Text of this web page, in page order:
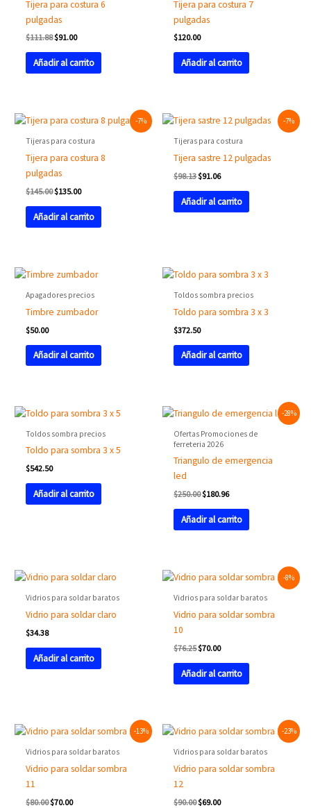
Tijera para costura 6
pulgadas
$111.88$91.00
Añadir al carrito
Tijera para costura 7
pulgadas
$120.00
Añadir al carrito
-7%
Tijeras para costura
Tijera para costura 8
pulgadas
$145.00
Original
was:
$135.00
Current
is:
Añadir al carrito
-7%
Tijeras para costura
Tijera sastre 12 pulgadas
$98.13
Original
was:
$91.06
Current
price
is:
Añadir al carrito
Apagadores precios
Timbre zumbador
$50.00
Añadir al carrito
Toldos sombra precios
Toldo para sombra 3 x 3
$372.50
Añadir al carrito
Toldos sombra precios
Toldo para sombra 3 x 5
$542.50
Añadir al carrito
-28%
Ofertas Promociones de
ferreteria 2026
Triangulo de emergencia
led
$250.00
Original
was:
$250.00.
$180.96
Current
is:
Añadir al carrito
Vidrios para soldar baratos
Vidrio para soldar claro
$34.38
Añadir al carrito
-8%
Vidrios para soldar baratos
Vidrio para soldar sombra
10
$76.25
Original
price
was:
$70.00
Current
is:
Añadir al carrito
-13%
Vidrios para soldar baratos
Vidrio para soldar sombra
11
$80.00
Original
price
was:
$70.00
Current
is:
-23%
Vidrios para soldar baratos
Vidrio para soldar sombra
12
$90.00
Original
price
was:
$69.00
Current
is: